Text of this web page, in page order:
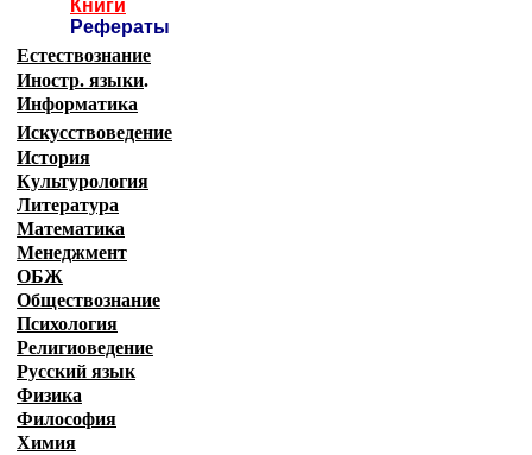
Книги
Рефераты
Естествознание
Иностр. языки.
Информатика
Искусствоведение
История
Культурология
Литература
Математика
Менеджмент
ОБЖ
Обществознание
Психология
Религиоведение
Русский язык
Физика
Философия
Химия